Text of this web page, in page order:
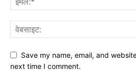
Save my name, email, and
next time I comment.